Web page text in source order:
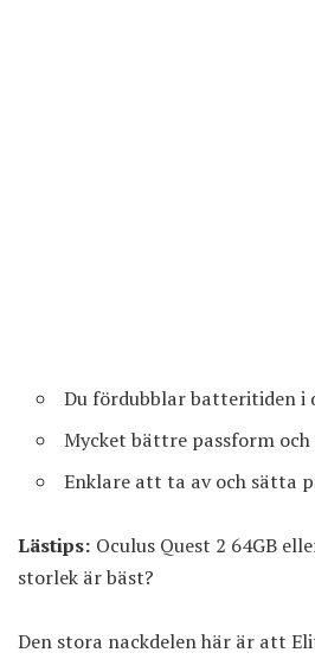
Du fördubblar batteritiden i
Mycket bättre passform
Enklare att ta av och sätta
Lästips: Oculus Quest 2 64GB
storlek är bäst?
Den stora nackdelen här är att